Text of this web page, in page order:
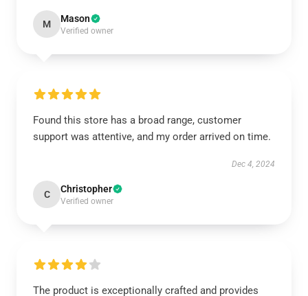
M Mason
Verified owner
Found this store has a broad range, customer
support was attentive, and my order arrived on time.
Dec 4, 2024
C Christopher
Verified owner
The product is exceptionally crafted and provides